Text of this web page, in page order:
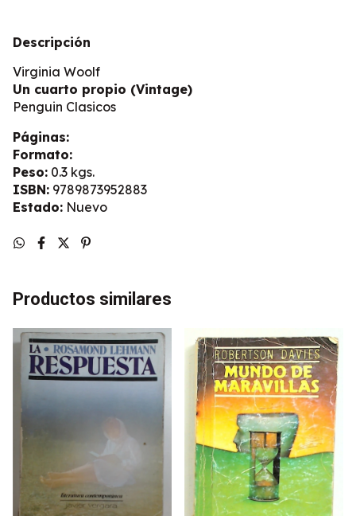
Descripción
Virginia Woolf
Un cuarto propio (Vintage)
Penguin Clasicos
Páginas:
Formato:
Peso: 0.3 kgs.
ISBN: 9789873952883
Estado: Nuevo
Productos similares